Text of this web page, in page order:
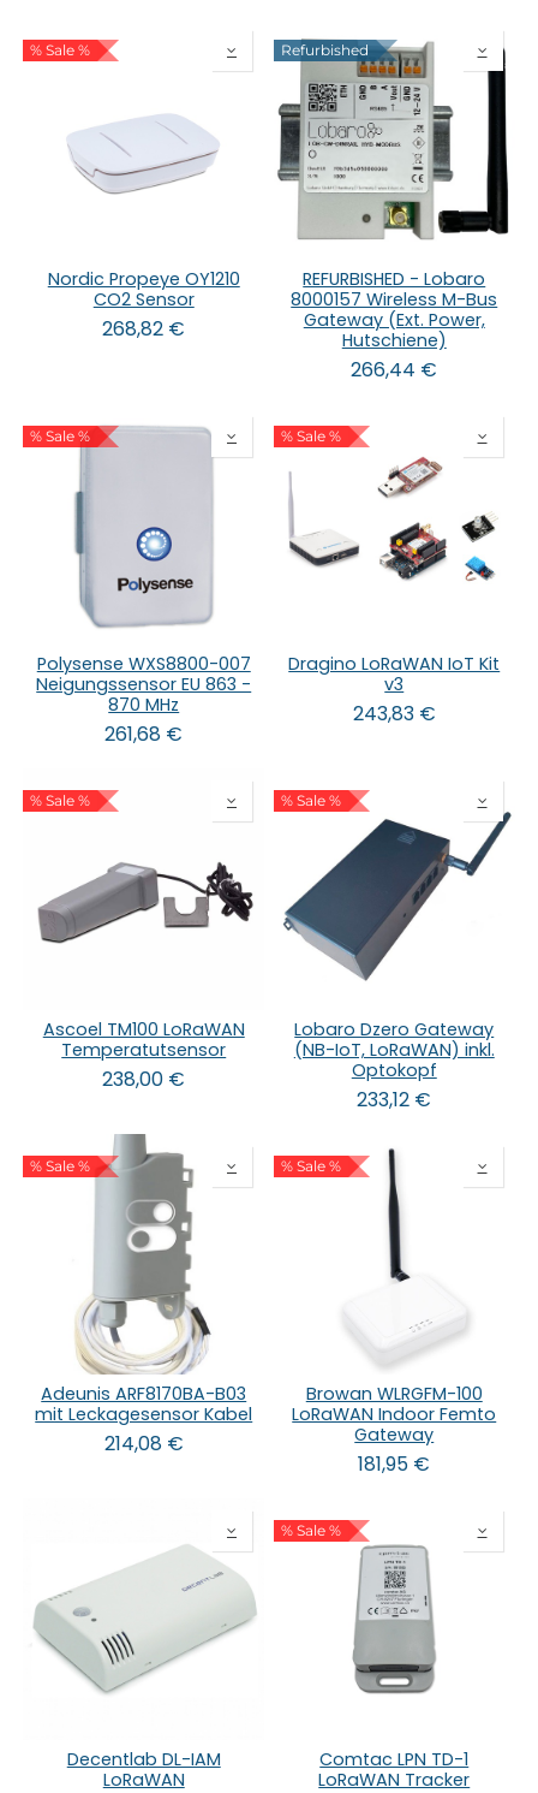
% Sale %
Nordic Propeye OY1210
CO2 Sensor
268,82 €
Refurbished
REFURBISHED - Lobaro
8000157 Wireless M-Bus
Gateway (Ext. Power,
Hutschiene)
266,44 €
% Sale %
Polysense WXS8800-007
Neigungssensor EU 863 -
870 MHz
261,68 €
% Sale %
Dragino LoRaWAN IoT Kit
v3
243,83€
% Sale %
Ascoel TM100 LoRaWAN
Temperatutsensor
238,00 €
% Sale %
Lobaro Dzero Gateway
(NB-IoT, LoRaWAN) inkl.
Optokopf
233,12 €
% Sale %
Adeunis ARF8170BA-B03
mit Leckagesensor Kabel
214,08€
% Sale %
Browan WLRGFM-100
LoRaWAN Indoor Femto
Gateway
181,95 €
Decentlab DL-IAM
LoRaWAN
% Sale %
Comtac LPN TD-1
LoRaWAN Tracker